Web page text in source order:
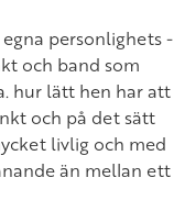
personlighets -
och band som
hur lätt hen har att
och på det sätt
livlig och med
än mellan ett